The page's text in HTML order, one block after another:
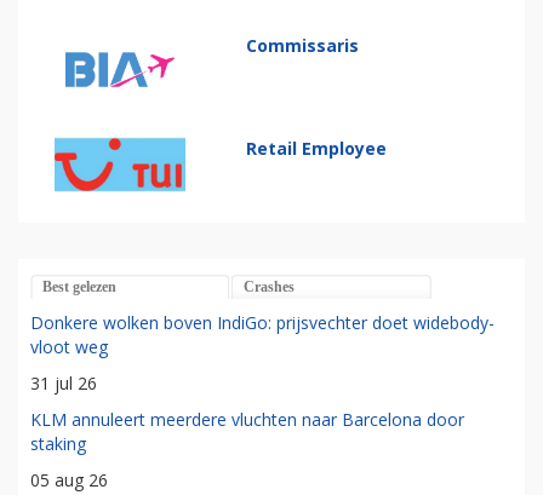
Commissaris
Retail Employee
Best gelezen Crashes
Donkere wolken boven IndiGo: prijsvechter doet widebody-
vloot weg
31 jul 26
KLM annuleert meerdere vluchten naar Barcelona door
staking
05 aug 26